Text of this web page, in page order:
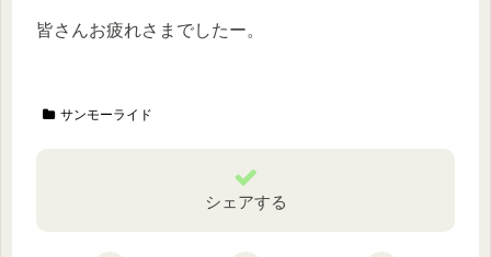
皆さんお疲れさまでしたー。
サンモーライド
シェアする